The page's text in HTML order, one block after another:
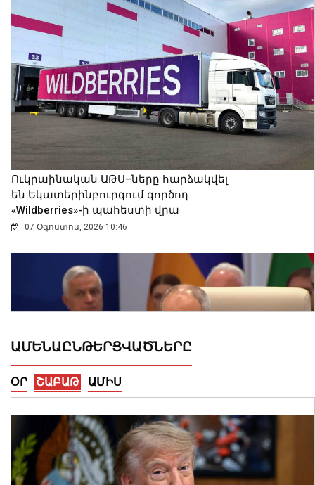
Ուկրաինական ԱԹՍ–ները հարձակվել
են Եկատերինբուրգում գործող
«Wildberries»-ի պահեստի վրա
07 Օգոստոս, 2026 10:46
Չենք կարող հանրաքվե անել հարցի
շուրջ, որը գոյություն չունի․
անհարգալից կլինի մեր ժողովրդի
ԱՄԵՆԱԸՆԹԵՐՑՎԱԾՆԵՐԸ
ՕՐ ՇԱԲԱԹ ԱՄԻՍ